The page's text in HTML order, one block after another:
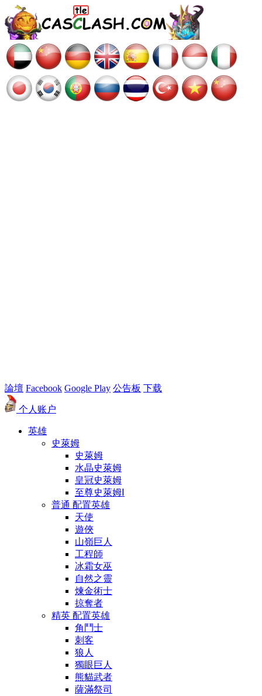
論壇 Facebook Google Play 公告板 下载
个人账户
英雄
史萊姆
史萊姆
水晶史萊姆
皇冠史萊姆
至尊史萊姆Ⅰ
普通 配置英雄
天使
遊俠
山嶺巨人
工程師
冰霜女巫
自然之靈
煉金術士
掠奪者
精英 配置英雄
角鬥士
刺客
狼人
獨眼巨人
熊貓武者
薩滿祭司